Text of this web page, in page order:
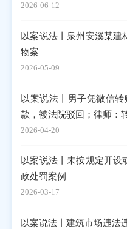
2026-06-12
以案说法丨泉州安溪某建
物案
2026-05-09
以案说法丨男子凭微信
款，被法院驳回；律师：
2026-04-20
以案说法丨未按规定开设
政处罚案例
2026-03-17
以案说法丨建筑市场违法